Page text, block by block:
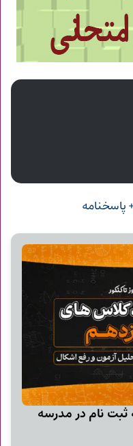
پاسخنامه
ثبت نام در مدرسه